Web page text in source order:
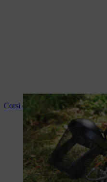
Corsi di protezione dell'udito